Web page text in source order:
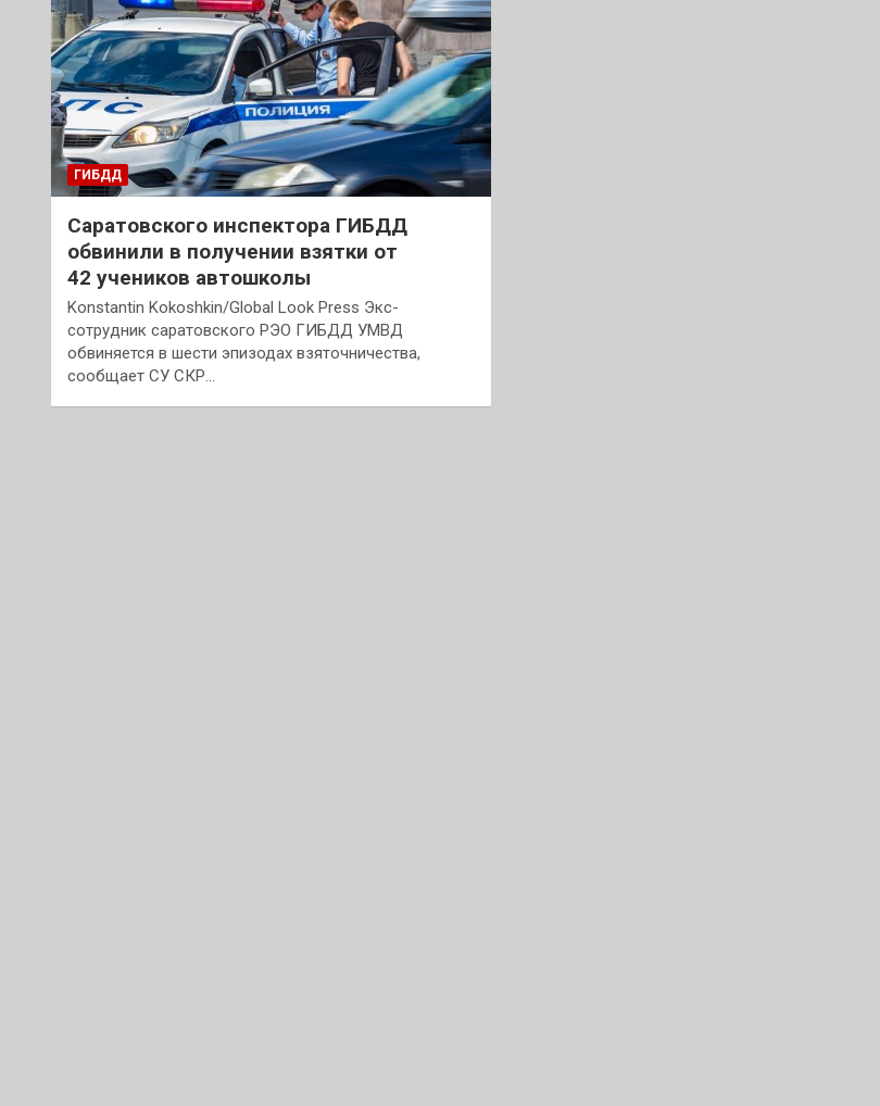
ГИБДД
Саратовского инспектора ГИБДД
обвинили в получении взятки от
42 учеников автошколы
Konstantin Kokoshkin/Global Look Press Экс-
сотрудник саратовского РЭО ГИБДД УМВД
обвиняется в шести эпизодах взяточничества,
сообщает СУ СКР…